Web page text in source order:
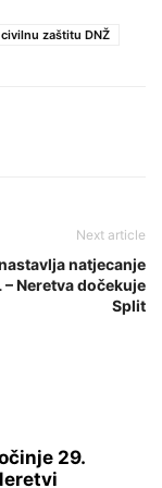
zaštitu DNŽ
Next article
natjecanje
– Neretva dočekuje
Split
29.